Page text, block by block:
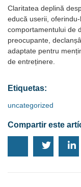
Claritatea deplină
educă userii,
comportamentului de
preocupante,
adaptate pentru
de entreținere.
Etiquetas:
uncategorized
Compartir este